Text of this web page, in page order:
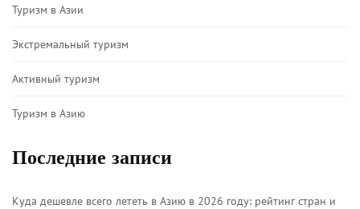
Туризм в Азии
Экстремальный туризм
Активный туризм
Туризм в Азию
Последние записи
Куда дешевле всего лететь в Азию в 2026 году: рейтинг стран и